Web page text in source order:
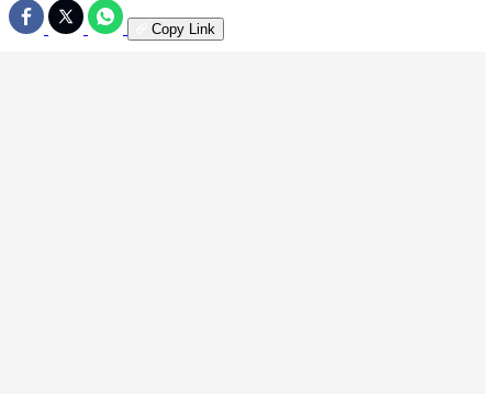
Copy Link